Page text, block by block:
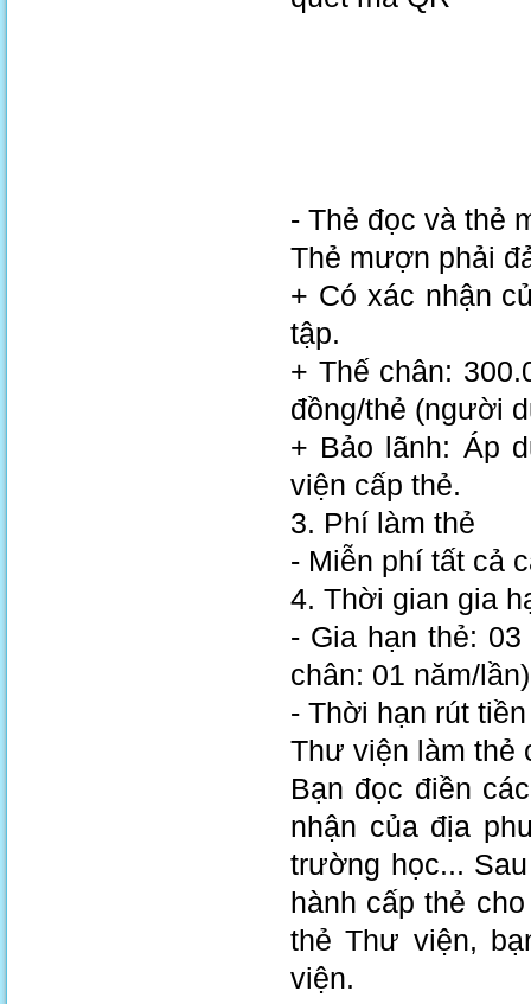
- Thẻ đọc và thẻ
Thẻ mượn phải
+ Có xác nhận
tập.
+ Thế chân:
đồng/thẻ (người
+ Bảo lãnh: Áp
viện cấp thẻ.
3. Phí làm thẻ
- Miễn phí tất cả
4. Thời gian gia
- Gia hạn thẻ:
chân: 01 năm/
- Thời hạn rút
Thư viện làm thẻ
Bạn đọc điền
nhận của địa
trường học...
hành cấp thẻ
thẻ Thư viện,
viện.